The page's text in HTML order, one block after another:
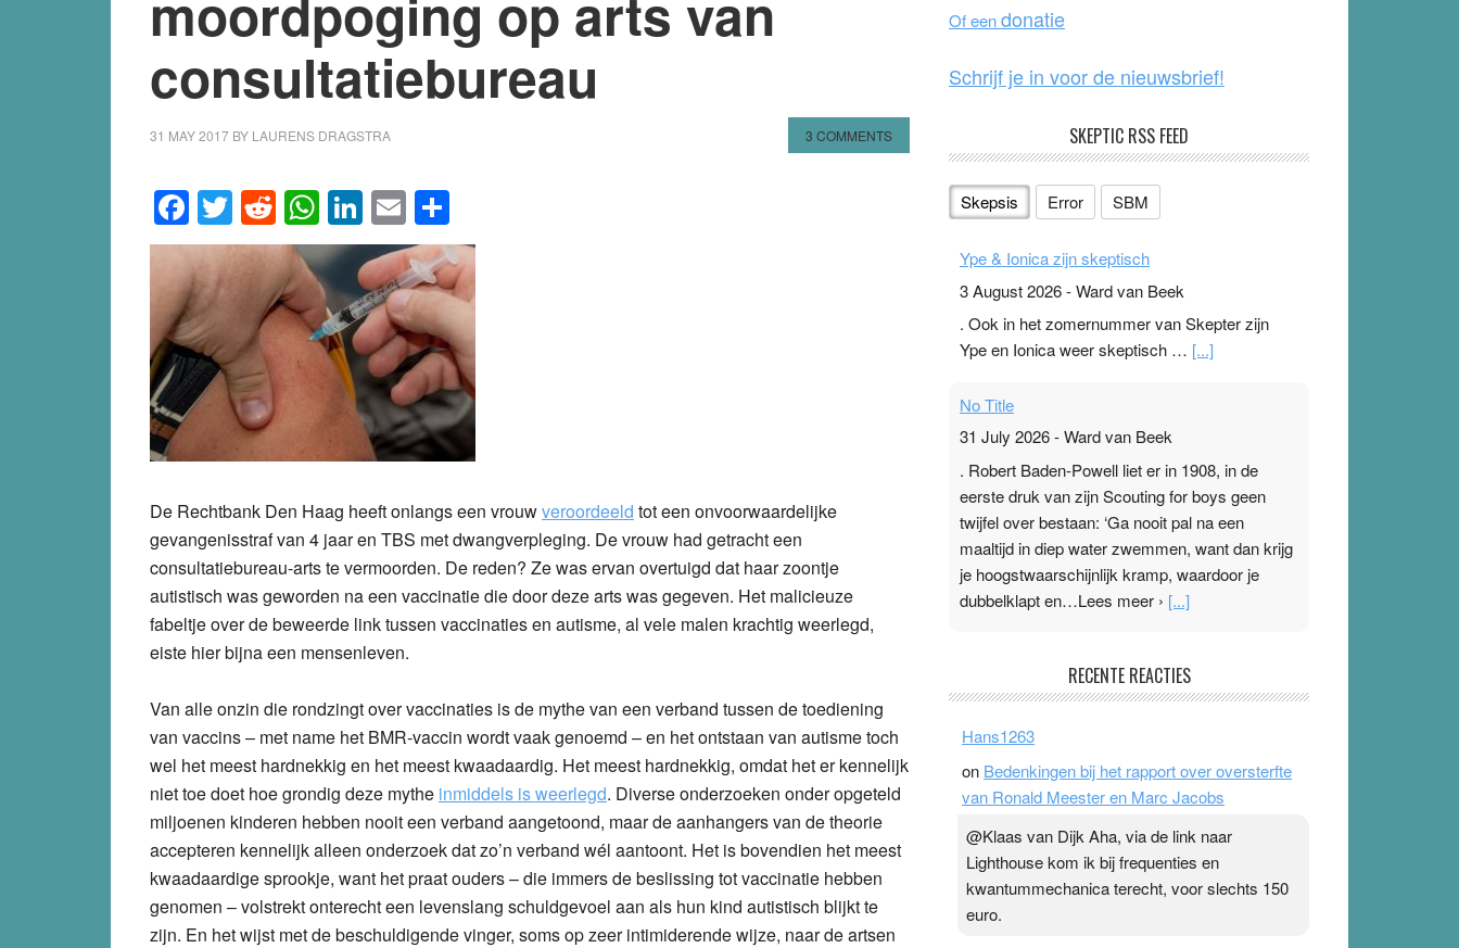
consultatiebureau
31 MAY 2017 BY LAURENS DRAGSTRA 3 COMMENTS
Facebook
Twitter
Reddit
WhatsApp
LinkedIn
Email
De Rechtbank Den Haag heeft onlangs een vrouwveroordeeld tot een onvoorwaardelijke
gevangenisstraf van 4 jaar en TBS met dwangverpleging. De vrouw had getracht een
consultatiebureau-arts te vermoorden. De reden? Ze was ervan overtuigd dat haar zoontje
autistisch was geworden na een vaccinatie die door deze arts was gegeven. Het malicieuze
fabeltje over de beweerde link tussen vaccinaties en autisme, al vele malen krachtig weerlegd,
eiste hier bijna een mensenleven.
Van alle onzin die rondzingt over vaccinaties is de mythe van een verband tussen de toediening
van vaccins – met name het BMR-vaccin wordt vaak genoemd – en het ontstaan van autisme toch
wel het meest hardnekkig en het meest kwaadaardig. Het meest hardnekkig, omdat het er kennelijk
niet toe doet hoe grondig deze mythe inmiddels is weerlegd. Diverse onderzoeken onder opgeteld
miljoenen kinderen hebben nooit een verband aangetoond, maar de aanhangers van de theorie
accepteren kennelijk alleen onderzoek dat zo’n verband wél aantoont. Het is bovendien het meest
kwaadaardige sprookje, want het praat ouders – die immers de beslissing tot vaccinatie hebben
genomen – volstrekt onterecht een levenslang schuldgevoel aan als hun kind autistisch blijkt te
zijn. En het wijst met de beschuldigende vinger, soms op zeer intimiderende wijze, naar de artsen
k
Of eendonatie
Schrijf je in voor de nieuwsbrief!
SKEPTIC RSS FEED
Skepsis Error SBM
Ype & Ionica zijn skeptisch
3 August 2026-Ward van Beek
. Ook in het zomernummer van Skepter zijn
Ype en Ionica weer skeptisch … [...]
No Title
31 July 2026-Ward van Beek
. Robert Baden-Powell liet er in 1908, in de
eerste druk van zijn Scouting for boys geen
twijfel over bestaan: ‘Ga nooit pal na een
maaltijd in diep water zwemmen, want dan krijg
je hoogstwaarschijnlijk kramp, waardoor je
dubbelklapt en…Lees meer › [...]
Ward van Beek
topsporters. Ze hopen ermee hun hartslag te
verlagen terwijl ze meer zuurstof opnemen.
Daarop heeft zo’n pleister geen effect. Maar het
zijn. Door…Lees meer Pleisterplakkers in de
topspsort ›[...]
RECENTE REACTIES
Hans1263
on Bedenkingen bij het rapport over oversterfte
van Ronald Meester en Marc Jacobs
@Klaas van Dijk Aha, via de link naar
Lighthouse kom ik bij frequenties en
kwantummechanica terecht, voor slechts 150
euro.